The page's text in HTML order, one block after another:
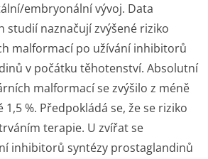
embryonální vývoj. Data
studií naznačují zvýšené riziko
malformací po užívání inhibitorů
v počátku těhotenství. Absolutní
malformací se zvýšilo z méně
1,5 %. Předpokládá se, že se riziko
terapie. U zvířat se
inhibitorů syntézy prostaglandinů